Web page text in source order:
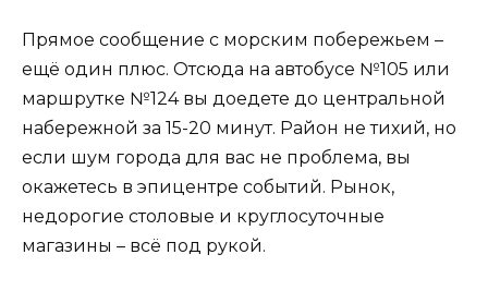
Прямое сообщение с морским побережьем –
ещё один плюс. Отсюда на автобусе №105 или
маршрутке №124 вы доедете до центральной
набережной за 15-20 минут. Район не тихий, но
если шум города для вас не проблема, вы
окажетесь в эпицентре событий. Рынок,
недорогие столовые и круглосуточные
магазины – всё под рукой.